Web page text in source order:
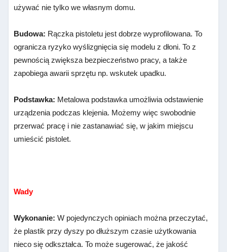
używać nie tylko we własnym domu.
Budowa: Rączka pistoletu jest dobrze wyprofilowana. To
ogranicza ryzyko wyślizgnięcia się modelu z dłoni. To z
pewnością zwiększa bezpieczeństwo pracy, a także
zapobiega awarii sprzętu np. wskutek upadku.
Podstawka: Metalowa podstawka umożliwia odstawienie
urządzenia podczas klejenia. Możemy więc swobodnie
przerwać pracę i nie zastanawiać się, w jakim miejscu
umieścić pistolet.
Wady
Wykonanie: W pojedynczych opiniach można przeczytać,
że plastik przy dyszy po dłuższym czasie użytkowania
nieco się odkształca. To może sugerować, że jakość